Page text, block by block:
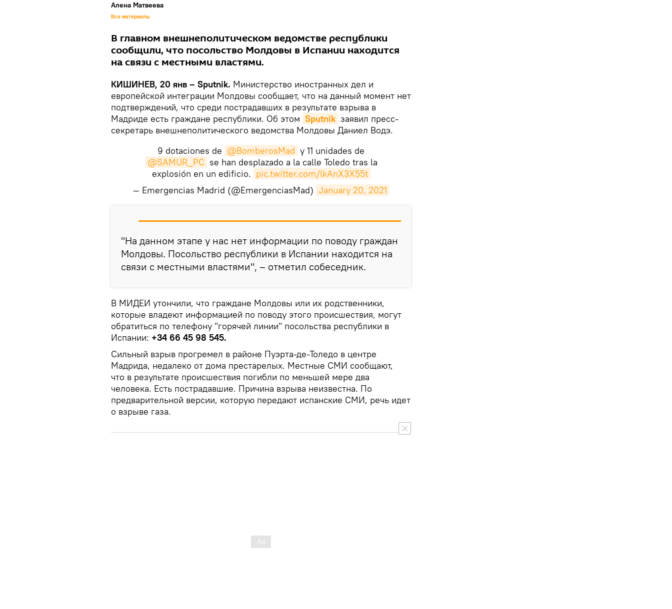
Алена Матвеева
Все материалы
В главном внешнеполитическом ведомстве республики
сообщили, что посольство Молдовы в Испании находится
на связи с местными властями.
КИШИНЕВ, 20 янв – Sputnik. Министерство иностранных дел и
европейской интеграции Молдовы сообщает, что на данный момент нет
подтверждений, что среди пострадавших в результате взрыва в
Мадриде есть граждане республики. Об этом Sputnik заявил пресс-
секретарь внешнеполитического ведомства Молдовы Даниел Водэ.
9 dotaciones de @BomberosMad y 11 unidades de
@SAMUR_PC se han desplazado a la calle Toledo tras la
explosión en un edificio. pic.twitter.com/lkAnX3X55t
— Emergencias Madrid (@EmergenciasMad) January 20, 2021
"На данном этапе у нас нет информации по поводу граждан
Молдовы. Посольство республики в Испании находится на
связи с местными властями", – отметил собеседник.
В МИДЕИ утончили, что граждане Молдовы или их родственники,
которые владеют информацией по поводу этого происшествия, могут
обратиться по телефону "горячей линии" посольства республики в
Испании: +34 66 45 98 545.
Сильный взрыв прогремел в районе Пуэрта-де-Толедо в центре
Мадрида, недалеко от дома престарелых. Местные СМИ сообщают,
что в результате происшествия погибли по меньшей мере два
человека. Есть пострадавшие. Причина взрыва неизвестна. По
предварительной версии, которую передают испанские СМИ, речь идет
о взрыве газа.